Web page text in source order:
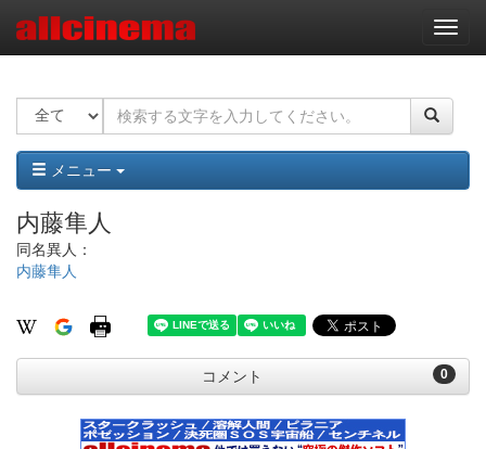
ナ
ビ
ー
ョ
ン
メニュー
内藤隼人
同名異人：
内藤隼人
0
コメント